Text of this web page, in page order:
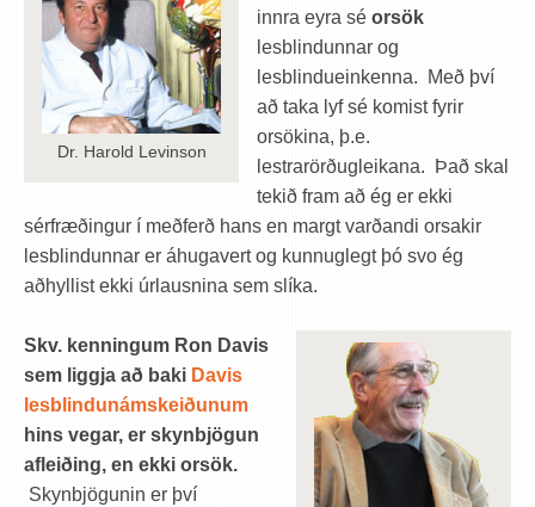
Dr. Harold Levinson
innra eyra sé orsök
lesblindunnar og
lesblindueinkenna. Með því
að taka lyf sé komist fyrir
orsökina, þ.e.
lestrarörðugleikana. Það skal
tekið fram að ég er ekki
sérfræðingur í meðferð hans en margt varðandi orsakir
lesblindunnar er áhugavert og kunnuglegt þó svo ég
aðhyllist ekki úrlausnina sem slíka.
Skv. kenningum Ron Davis
sem liggja að baki Davis
lesblindunámskeiðunum
hins vegar, er skynbjögun
afleiðing, en ekki orsök.
Skynbjögunin er því